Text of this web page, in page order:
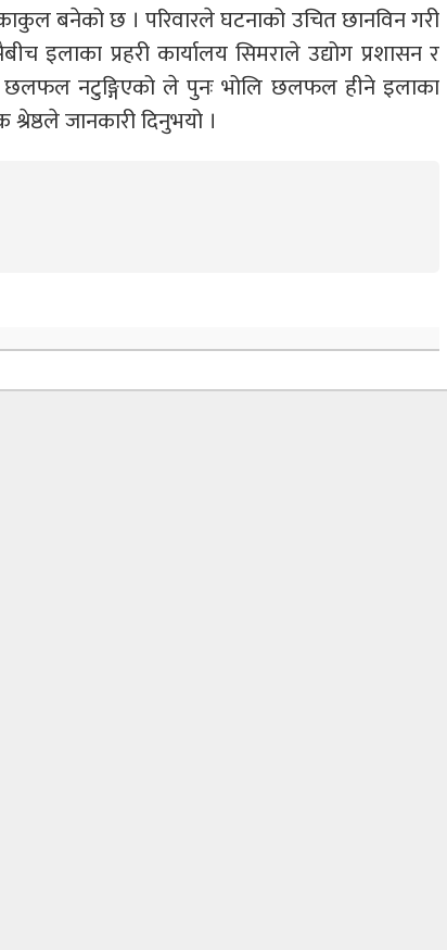
बनेको छ । परिवारले घटनाको उचित छानविन गरी
इलाका प्रहरी कार्यालय सिमराले उद्योग प्रशासन र
नटुङ्गिएको ले पुनः भोलि छलफल हीने इलाका
जानकारी दिनुभयो ।